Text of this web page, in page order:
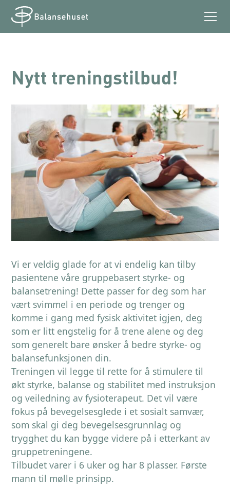
Nytt treningstilbud!
Vi er veldig glade for at vi endelig kan tilby
pasientene våre gruppebasert styrke- og
balansetrening! Dette passer for deg som har
vært svimmel i en periode og trenger og
komme i gang med fysisk aktivitet igjen, deg
som er litt engstelig for å trene alene og deg
som generelt bare ønsker å bedre styrke- og
balansefunksjonen din.
Treningen vil legge til rette for å stimulere til
økt styrke, balanse og stabilitet med instruksjon
og veiledning av fysioterapeut. Det vil være
fokus på bevegelsesglede i et sosialt samvær,
som skal gi deg bevegelsesgrunnlag og
trygghet du kan bygge videre på i etterkant av
gruppetreningene.
Tilbudet varer i 6 uker og har 8 plasser. Første
mann til mølle prinsipp.